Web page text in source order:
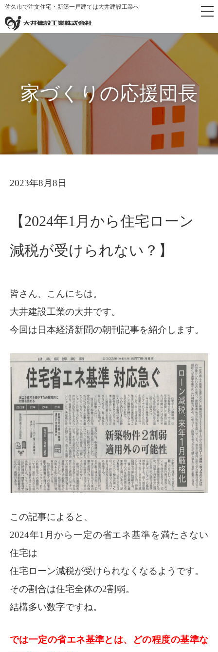
佐久市で注文住宅・新築一戸建ては大井建設工業へ
家づくりの応援団長
トップペ
ージ
家づくりの応
援団長
【2024年1月から住宅ローン減税が
2023年8月8日
【2024年1月から住宅ローン
減税が受けられない？】
皆さん、こんにちは。
大井建設工業の大井です。
今回は日本経済新聞の朝刊記事を紹介します。
この記事によると、
2024年1月から一定の省エネ基準を満たさない
住宅は
住宅ローン減税が受けられなくなるようです。
その割合は住宅全体の2割弱。
結構多い数字ですね。
では一定の省エネ基準とは、どの程度の基準な